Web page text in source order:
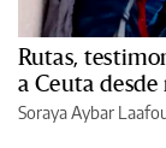
Rutas,
a Ceuta desde
Soraya Aybar